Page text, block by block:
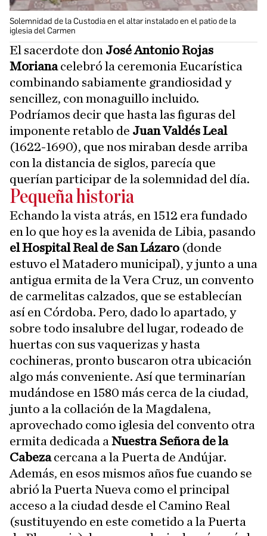
Solemnidad de la Custodia en el altar instalado en el patio de la
iglesia del Carmen
El sacerdote don José Antonio Rojas
Morianacelebró la ceremonia Eucarística
combinando sabiamente grandiosidad y
sencillez, con monaguillo incluido.
Podríamos decir que hasta las figuras del
imponente retablo de Juan Valdés Leal
(1622-1690), que nos miraban desde arriba
con la distancia de siglos, parecía que
querían participar de la solemnidad del día.
Pequeña historia
Echando la vista atrás, en 1512 era fundado
en lo que hoy es la avenida de Libia, pasando
el Hospital Real de San Lázaro (donde
estuvo el Matadero municipal), y junto a una
antigua ermita de la Vera Cruz, un convento
de carmelitas calzados, que se establecían
así en Córdoba. Pero, dado lo apartado, y
sobre todo insalubre del lugar, rodeado de
huertas con sus vaquerizas y hasta
cochineras, pronto buscaron otra ubicación
algo más conveniente. Así que terminarían
mudándose en 1580 más cerca de la ciudad,
junto a la collación de la Magdalena,
aprovechado como iglesia del convento otra
ermita dedicada a Nuestra Señora de la
Cabezacercana a la Puerta de Andújar.
Además, en esos mismos años fue cuando se
abrió la Puerta Nueva como el principal
acceso a la ciudad desde el Camino Real
(sustituyendo en este cometido a la Puerta